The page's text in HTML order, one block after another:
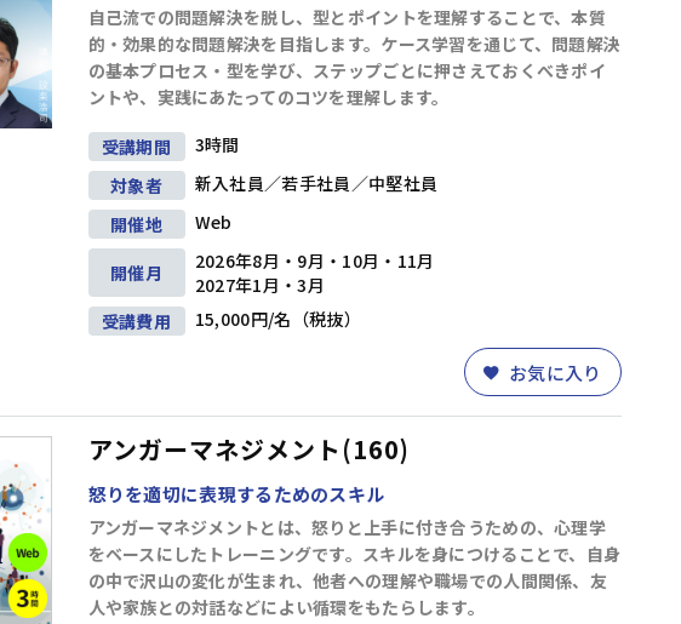
自己流での問題解決を脱し、型とポイントを理解することで、本質
的・効果的な問題解決を目指します。ケース学習を通じて、問題解決
の基本プロセス・型を学び、ステップごとに押さえておくべきポイ
ントや、実践にあたってのコツを理解します。
受講期間
3時間
対象者
新入社員／若手社員／中堅社員
開催地
Web
開催月
2026年8月・9月・10月・11月
2027年1月・3月
受講費用
15,000円/名（税抜）
お気に入り
アンガーマネジメント(160)
怒りを適切に表現するためのスキル
アンガーマネジメントとは、怒りと上手に付き合うための、心理学
をベースにしたトレーニングです。スキルを身につけることで、自身
の中で沢山の変化が生まれ、他者への理解や職場での人間関係、友
人や家族との対話などによい循環をもたらします。
キャリアデザイン(8) ダイバーシティ＆インクルージョン(5) 営業・サービス
戦略(9) マーケティング(6) 段取り・計画
(17) ファシリテーション・会議運営(4) 交渉・調整
ITリテラシー（PC・DX) (14) 財務・会計
条件を追加する